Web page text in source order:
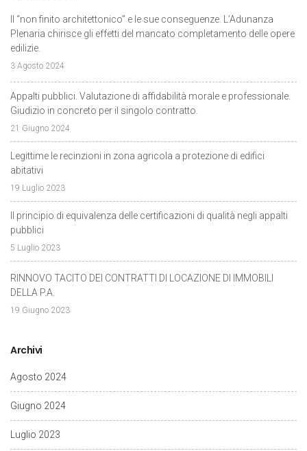
Il “non finito architettonico” e le sue conseguenze. L’Adunanza
Plenaria chirisce gli effetti del mancato completamento delle opere
edilizie.
3 Agosto 2024
Appalti pubblici. Valutazione di affidabilità morale e professionale.
Giudizio in concreto per il singolo contratto.
21 Giugno 2024
Legittime le recinzioni in zona agricola a protezione di edifici
abitativi
19 Luglio 2023
Il principio di equivalenza delle certificazioni di qualità negli appalti
pubblici
5 Luglio 2023
RINNOVO TACITO DEI CONTRATTI DI LOCAZIONE DI IMMOBILI
DELLA P.A.
19 Giugno 2023
Archivi
Agosto 2024
Giugno 2024
Luglio 2023